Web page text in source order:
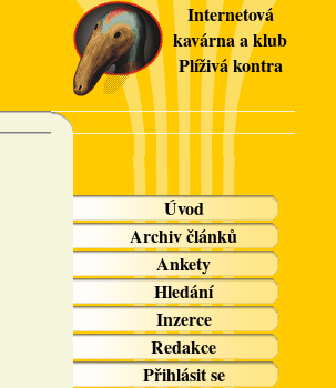
Internetová
kavárna a klub
Plíživá kontra
Úvod
Archiv článků
Ankety
Hledání
Inzerce
Redakce
Přihlásit se